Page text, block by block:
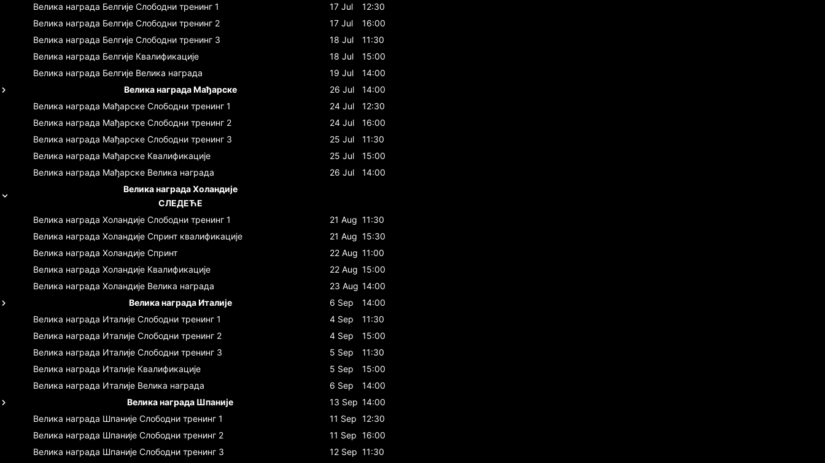
Велика награда Белгије Слободни тренинг 1 17 Jul
12:30
Велика награда Белгије Слободни тренинг 2 17 Jul
16:00
Велика награда Белгије Слободни тренинг 3 18 Jul
11:30
Велика награда Белгије Квалификације 18 Jul
15:00
Велика награда Белгије Велика награда 19 Jul
14:00
Велика награда Мађарске
26 Jul
14:00
Велика награда Мађарске Слободни тренинг 1 24 Jul
12:30
Велика награда Мађарске Слободни тренинг 2 24 Jul
16:00
Велика награда Мађарске Слободни тренинг 3 25 Jul
11:30
Велика награда Мађарске Квалификације 25 Jul
15:00
Велика награда Мађарске Велика награда 26 Jul
14:00
Велика награда Холандије
СЛЕДЕЋЕ
Велика награда Холандије Слободни тренинг 1 21 Aug 11:30
Велика награда Холандије Спринт квалификације 21 Aug 15:30
Велика награда Холандије Спринт 22 Aug 11:00
Велика награда Холандије Квалификације 22 Aug 15:00
Велика награда Холандије Велика награда 23 Aug 14:00
Велика награда Италије
6 Sep
14:00
Велика награда Италије Слободни тренинг 1 4 Sep
11:30
Велика награда Италије Слободни тренинг 2 4 Sep
15:00
Велика награда Италије Слободни тренинг 3 5 Sep
11:30
Велика награда Италије Квалификације 5 Sep
15:00
Велика награда Италије Велика награда 6 Sep
14:00
Велика награда Шпаније
13 Sep 14:00
Велика награда Шпаније Слободни тренинг 1 11 Sep 12:30
Велика награда Шпаније Слободни тренинг 2 11 Sep 16:00
Велика награда Шпаније Слободни тренинг 3 12 Sep 11:30